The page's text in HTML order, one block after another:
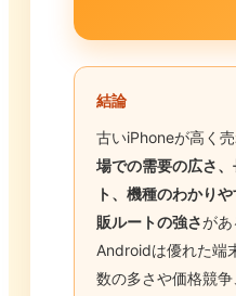
結論
古いiPhoneが高く売
場での需要の広さ
ト、機種のわかり
販ルートの強さが
Androidは優れた端
数の多さや価格競